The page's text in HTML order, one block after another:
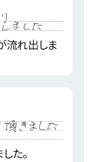
流れ出しま
た。